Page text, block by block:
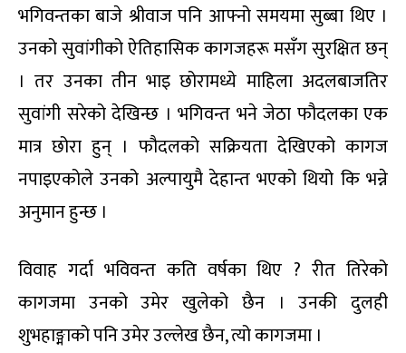
भगिवन्तका बाजे श्रीवाज पनि आफ्नो समयमा सुब्बा थिए ।
उनको सुवांगीको ऐतिहासिक कागजहरू मसँग सुरक्षित छन्
। तर उनका तीन भाइ छोरामध्ये माहिला अदलबाजतिर
सुवांगी सरेको देखिन्छ । भगिवन्त भने जेठा फौदलका एक
मात्र छोरा हुन् । फौदलको सक्रियता देखिएको कागज
नपाइएकोले उनको अल्पायुमै देहान्त भएको थियो कि भन्ने
अनुमान हुन्छ ।
विवाह गर्दा भविवन्त कति वर्षका थिए ? रीत तिरेको
कागजमा उनको उमेर खुलेको छैन । उनकी दुलही
शुभहाङ्माको पनि उमेर उल्लेख छैन, त्यो कागजमा ।